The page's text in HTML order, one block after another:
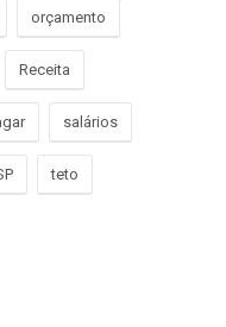
orçamento
Receita
salários
teto